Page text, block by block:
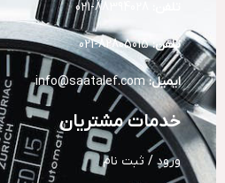
تلفن:82805015-021
ایمیل: info@saatalef.com
خدمات مشتریان
ورود / ثبت نام